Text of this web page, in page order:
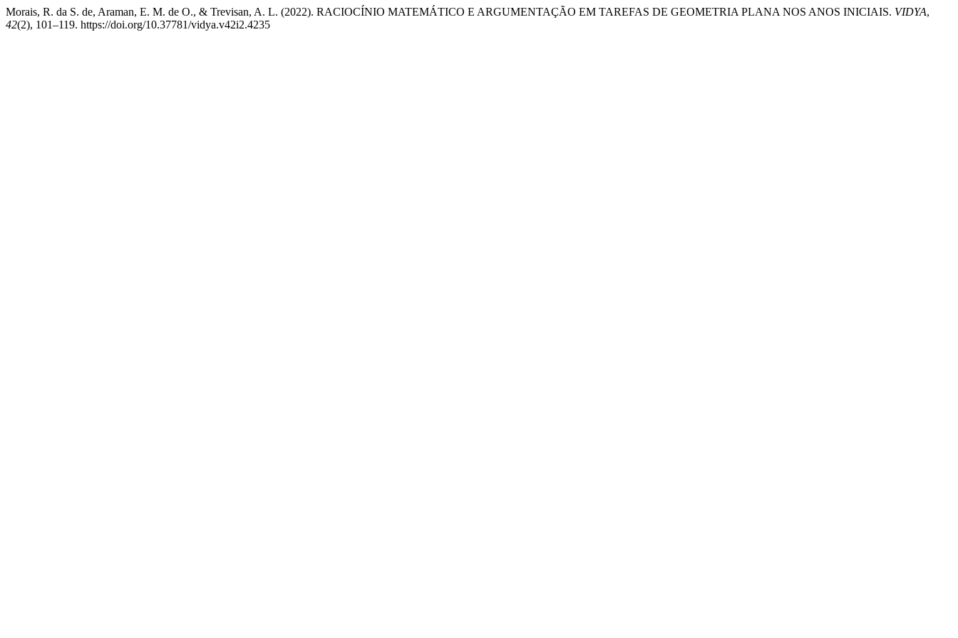
Morais, R. da S. de, Araman, E. M. de O., & Trevisan, A. L. (2022). RACIOCÍNIO MATEMÁTICO E ARGUMENTAÇÃO EM TAREFAS DE GEOMETRIA PLANA NOS ANOS INICIAIS. VIDYA,
42(2), 101–119. https://doi.org/10.37781/vidya.v42i2.4235